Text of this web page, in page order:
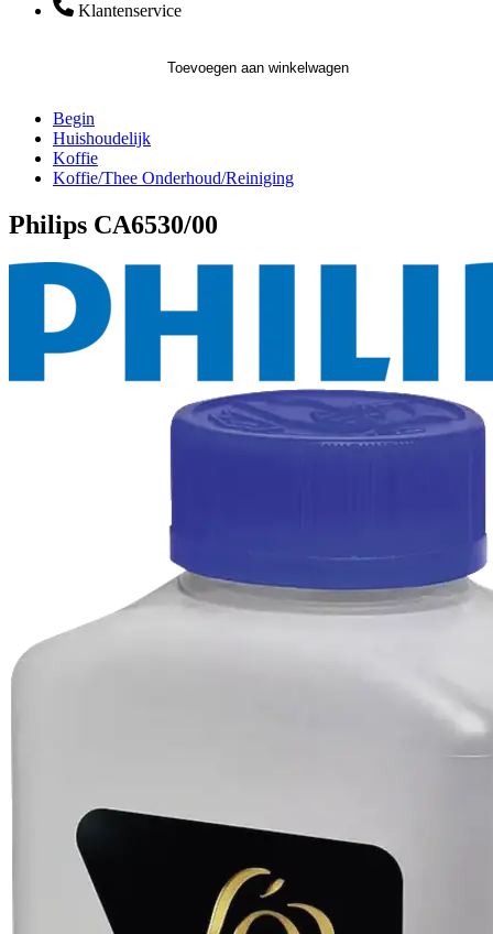
Klantenservice
Toevoegen aan winkelwagen
Begin
Huishoudelijk
Koffie
Koffie/Thee Onderhoud/Reiniging
Philips CA6530/00